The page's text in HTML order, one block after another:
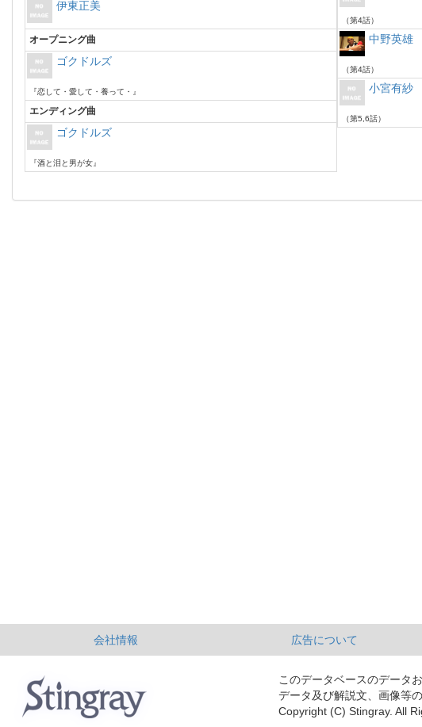
伊東正美
オープニング曲
ゴクドルズ
『恋して・愛して・養って・』
エンディング曲
ゴクドルズ
『酒と泪と男が女』
（第4話）
中野英雄
（第4話）
小宮有紗
（第5,6話）
会社情報 広告について
このデータベースのデータ
データ及び解説文、画像等
Copyright (C) Stingray. All